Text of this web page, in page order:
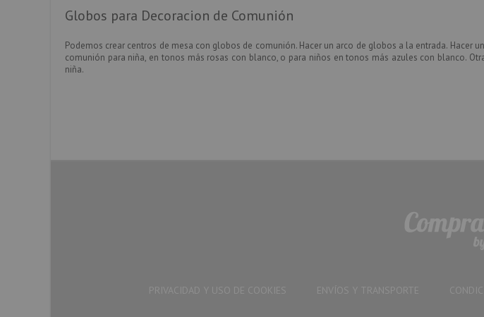
Globos para Decoracion de Comunión
Podemos crear centros de mesa con globos de comunión. Hacer un arco de globos a la entrada. Hacer
comunión para niña, en tonos más rosas con blanco, o para niños en tonos más azules con blanco.
niña.
PRIVACIDAD Y USO DE COOKIES ENVÍOS Y TRANSPORTE